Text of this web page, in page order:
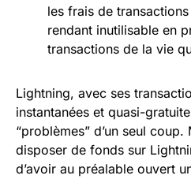
les frais de
rendant inutilisable en
transactions de la vie
Lightning, avec ses
instantanées et quasi-
“problèmes” d’un seul
disposer de fonds sur
d’avoir au préalable ouvert